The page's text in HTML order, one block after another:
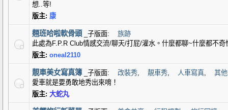
想..等!
版主: 康
翹班哈啦軟骨頭 _子版面:
族跡
此處為F.P.R Club情感交流/聊天/打屁/灌水。什麼都聊~什麼都不奇
版主: oneal2110
靚車美女寫真簿 _子版面: 改裝秀, 靚車秀, 人車寫真,
其
愛車就是要勇敢地秀出來唷！
版主: 大蛇丸